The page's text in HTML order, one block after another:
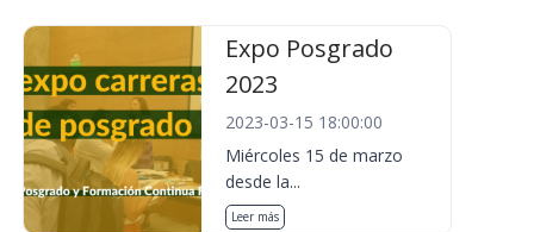
Expo Posgrado
2023
2023-03-15 18:00:00
Miércoles 15 de marzo
desde la...
Leer más